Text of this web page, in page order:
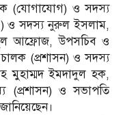
(যোগাযোগ) ও সদস্য
ও সদস্য নুরুল ইসলাম,
আফ্রোজ, উপসচিব ও
(প্রশাসন) ও সদস্য
মুহাম্মদ ইমদাদুল হক,
ও সভাপতি